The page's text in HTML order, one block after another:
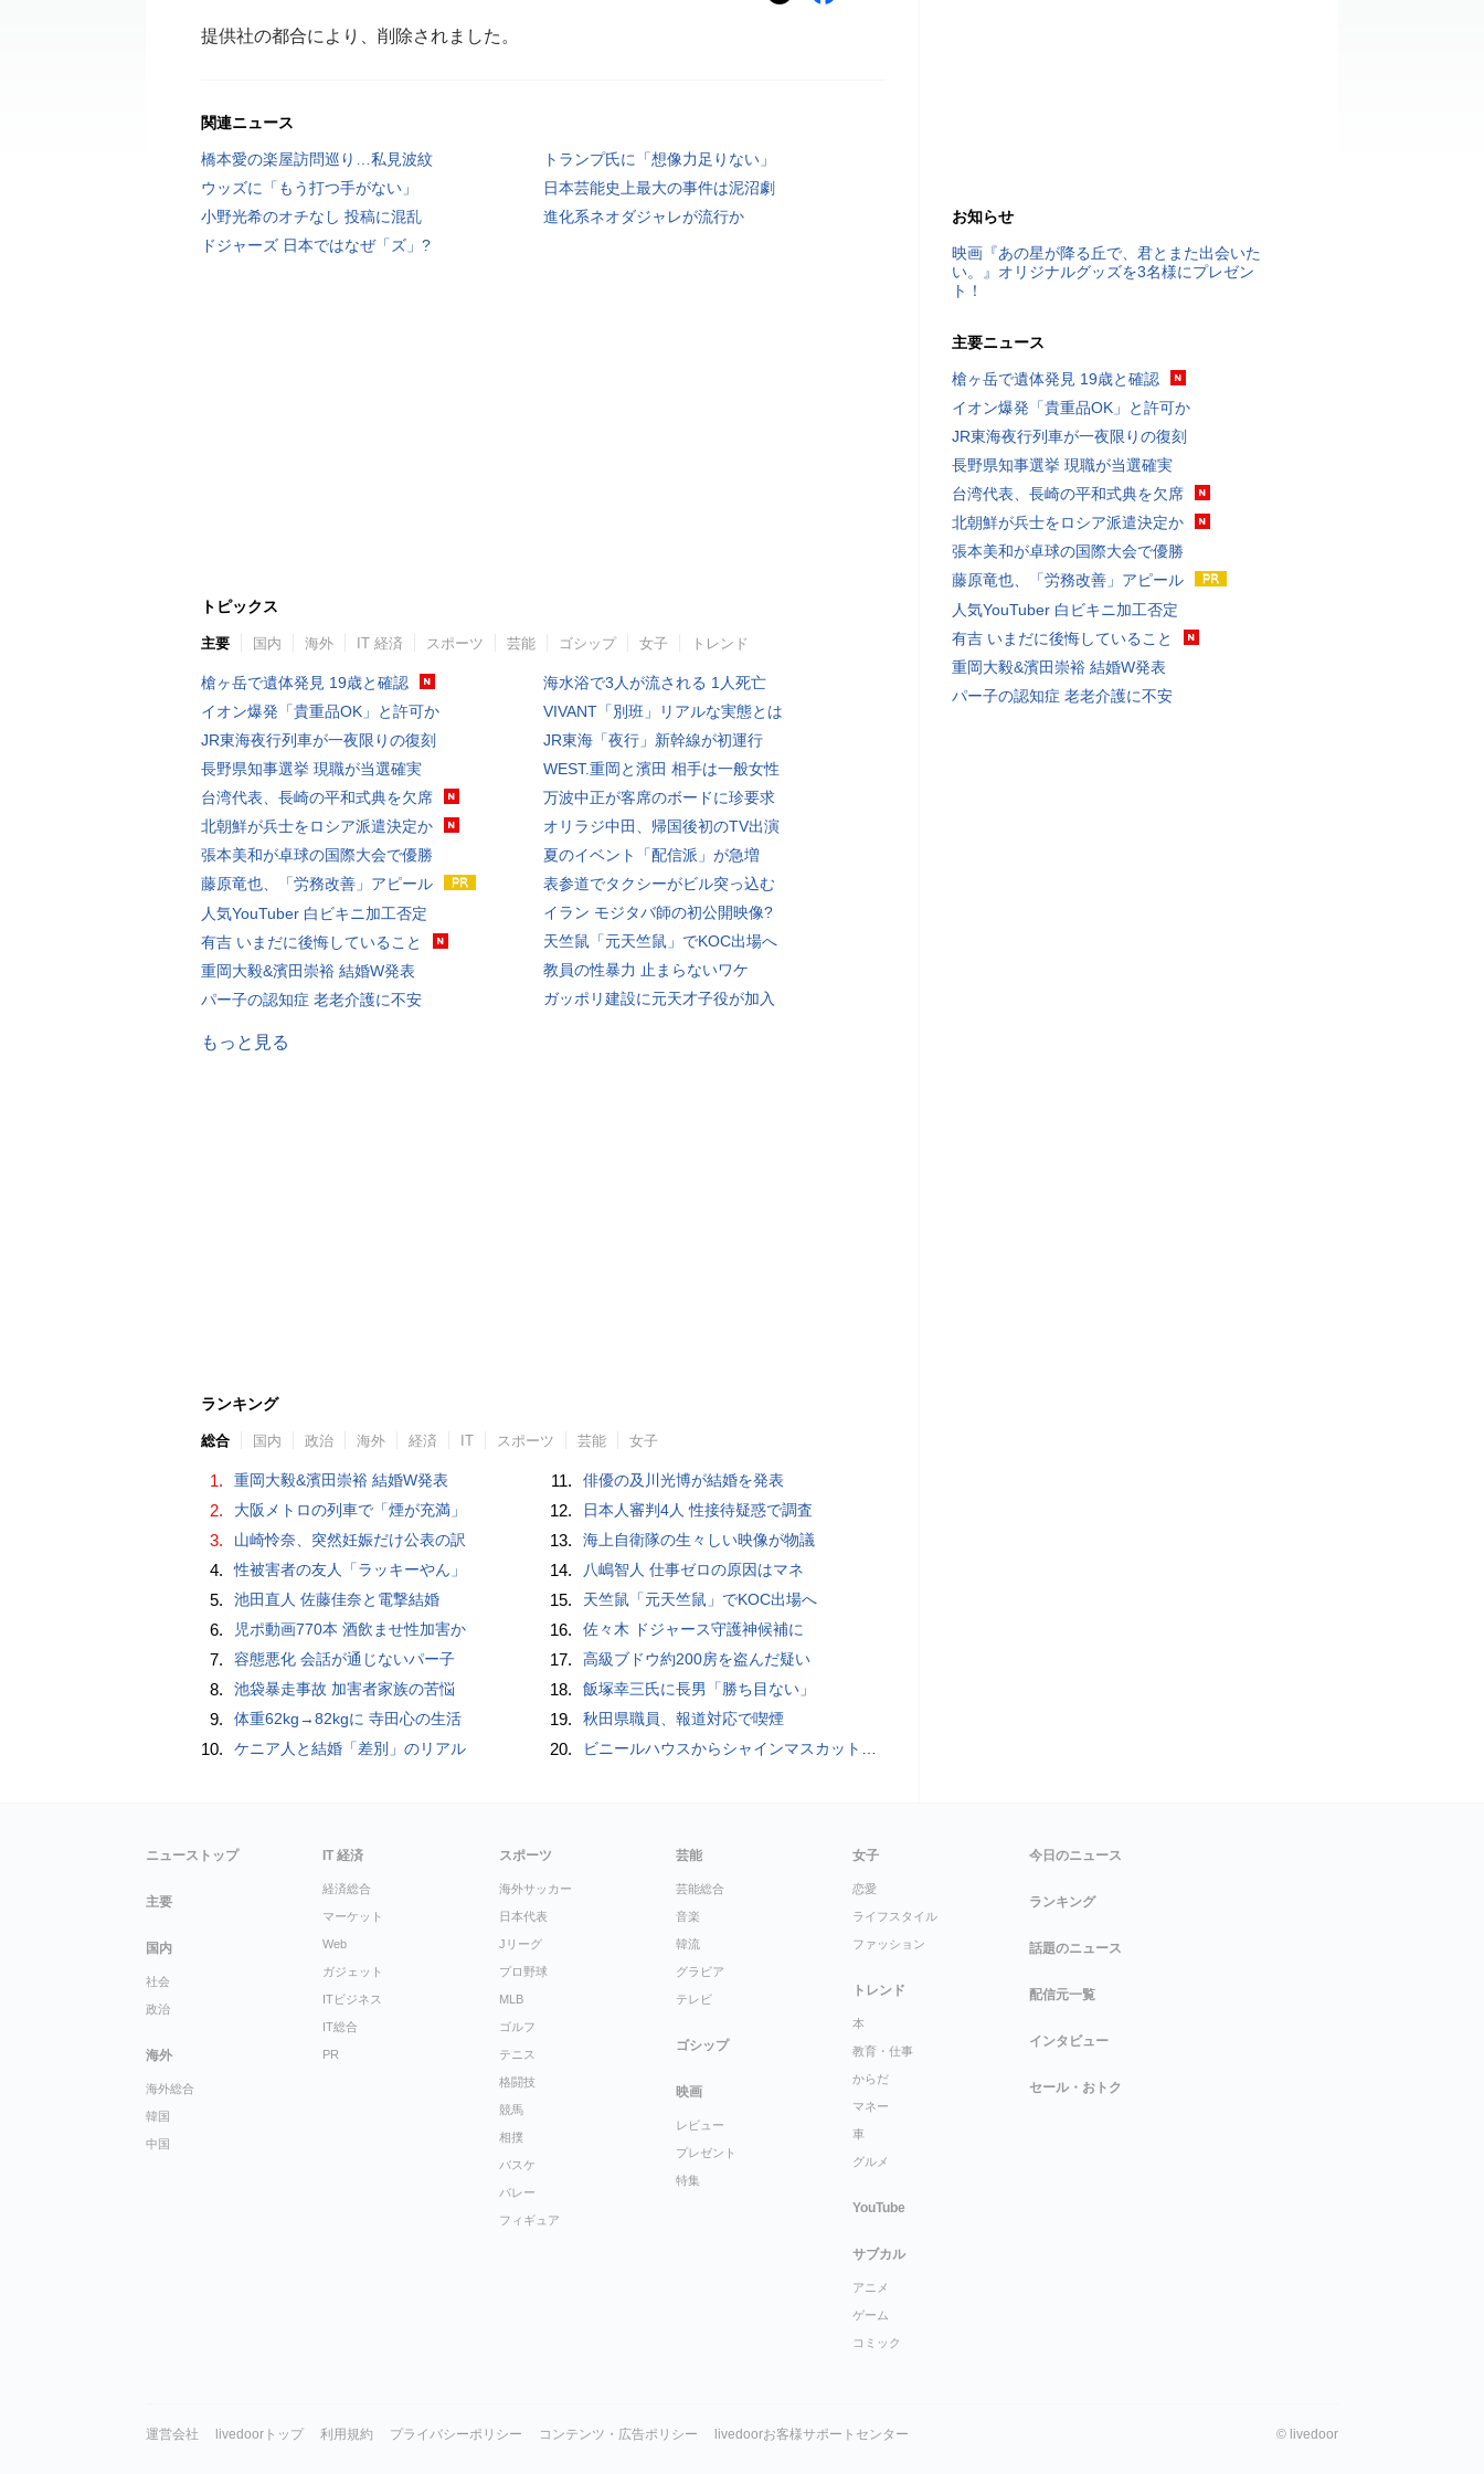
提供社の都合により、削除されました。
関連ニュース
橋本愛の楽屋訪問巡り…私見波紋
トランプ氏に「想像力足りない」
ウッズに「もう打つ手がない」
日本芸能史上最大の事件は泥沼劇
小野光希のオチなし 投稿に混乱
進化系ネオダジャレが流行か
ドジャーズ 日本ではなぜ「ズ」?
トピックス
主要 国内 海外 IT 経済 スポーツ 芸能 ゴシップ 女子 トレンド
槍ヶ岳で遺体発見 19歳と確認
イオン爆発「貴重品OK」と許可か
JR東海夜行列車が一夜限りの復刻
長野県知事選挙 現職が当選確実
台湾代表、長崎の平和式典を欠席
北朝鮮が兵士をロシア派遣決定か
張本美和が卓球の国際大会で優勝
藤原竜也、「労務改善」アピール
人気YouTuber 白ビキニ加工否定
有吉 いまだに後悔していること
重岡大毅&濱田崇裕 結婚W発表
パー子の認知症 老老介護に不安
海水浴で3人が流される 1人死亡
VIVANT「別班」リアルな実態とは
JR東海「夜行」新幹線が初運行
WEST.重岡と濱田 相手は一般女性
万波中正が客席のボードに珍要求
オリラジ中田、帰国後初のTV出演
夏のイベント「配信派」が急増
表参道でタクシーがビル突っ込む
イラン モジタバ師の初公開映像?
天竺鼠「元天竺鼠」でKOC出場へ
教員の性暴力 止まらないワケ
ガッポリ建設に元天才子役が加入
もっと見る
ランキング
総合 国内 政治 海外 経済 IT スポーツ 芸能 女子
1. 重岡大毅&濱田崇裕 結婚W発表
2. 大阪メトロの列車で「煙が充満」
3. 山崎怜奈、突然妊娠だけ公表の訳
4. 性被害者の友人「ラッキーやん」
5. 池田直人 佐藤佳奈と電撃結婚
6. 児ポ動画770本 酒飲ませ性加害か
7. 容態悪化 会話が通じないパー子
8. 池袋暴走事故 加害者家族の苦悩
9. 体重62kg→82kgに 寺田心の生活
10. ケニア人と結婚「差別」のリアル
11. 俳優の及川光博が結婚を発表
12. 日本人審判4人 性接待疑惑で調査
13. 海上自衛隊の生々しい映像が物議
14. 八嶋智人 仕事ゼロの原因はマネ
15. 天竺鼠「元天竺鼠」でKOC出場へ
16. 佐々木 ドジャース守護神候補に
17. 高級ブドウ約200房を盗んだ疑い
18. 飯塚幸三氏に長男「勝ち目ない」
19. 秋田県職員、報道対応で喫煙
20. ビニールハウスからシャインマスカット約200房を盗んだ疑い ネットで販売か 無職の男（42）逮捕 岡山県警
お知らせ
映画『あの星が降る丘で、君とまた出会いた
い。』オリジナルグッズを3名様にプレゼン
ト！
主要ニュース
槍ヶ岳で遺体発見 19歳と確認
イオン爆発「貴重品OK」と許可か
JR東海夜行列車が一夜限りの復刻
長野県知事選挙 現職が当選確実
台湾代表、長崎の平和式典を欠席
北朝鮮が兵士をロシア派遣決定か
張本美和が卓球の国際大会で優勝
藤原竜也、「労務改善」アピール
人気YouTuber 白ビキニ加工否定
有吉 いまだに後悔していること
重岡大毅&濱田崇裕 結婚W発表
パー子の認知症 老老介護に不安
ニューストップ
主要
国内
社会
政治
海外
海外総合
韓国
中国
IT 経済
経済総合
マーケット
Web
ガジェット
ITビジネス
IT総合
PR
スポーツ
海外サッカー
日本代表
Jリーグ
プロ野球
MLB
ゴルフ
テニス
格闘技
競馬
相撲
バスケ
バレー
フィギュア
芸能
芸能総合
音楽
韓流
グラビア
テレビ
ゴシップ
映画
レビュー
プレゼント
特集
女子
恋愛
ライフスタイル
ファッション
トレンド
本
教育・仕事
からだ
マネー
車
グルメ
YouTube
サブカル
アニメ
ゲーム
コミック
今日のニュース
ランキング
話題のニュース
配信元一覧
インタビュー
セール・おトク
運営会社 livedoorトップ 利用規約 プライバシーポリシー コンテンツ・広告ポリシー livedoorお客様サポートセンター © livedoor